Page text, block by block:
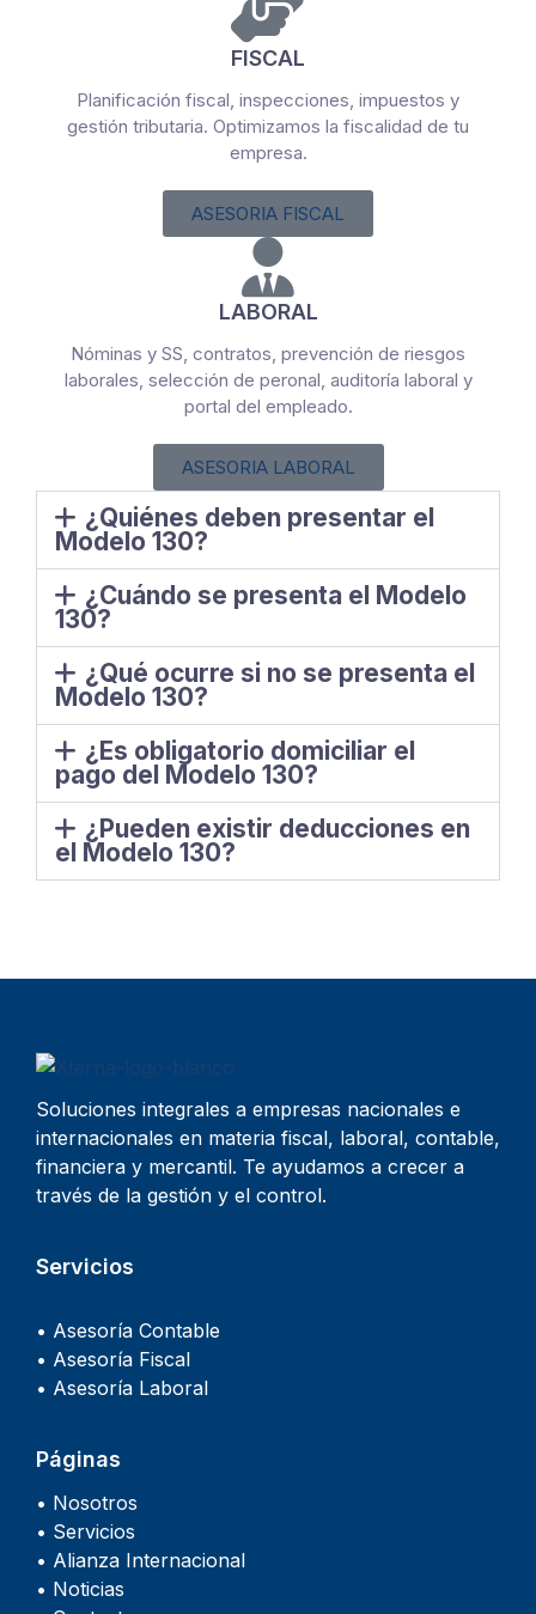
FISCAL
Planificación fiscal, inspecciones, impuestos y
gestión tributaria. Optimizamos la fiscalidad de tu
empresa.
ASESORIA FISCAL
LABORAL
Nóminas y SS, contratos, prevención de riesgos
laborales, selección de peronal, auditoría laboral y
portal del empleado.
ASESORIA LABORAL
¿Quiénes deben presentar el
Modelo 130?
¿Cuándo se presenta el Modelo
130?
¿Qué ocurre si no se presenta el
Modelo 130?
¿Es obligatorio domiciliar el
pago del Modelo 130?
¿Pueden existir deducciones en
el Modelo 130?
Soluciones integrales a empresas nacionales e
internacionales en materia fiscal, laboral, contable,
financiera y mercantil. Te ayudamos a crecer a
través de la gestión y el control.
Servicios
• Asesoría Contable
• Asesoría Fiscal
• Asesoría Laboral
Páginas
• Nosotros
• Servicios
• Alianza Internacional
• Noticias